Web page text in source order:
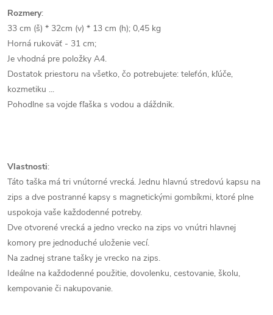
Rozmery:
33 cm (š) * 32cm (v) * 13 cm (h); 0,45 kg
Horná rukoväť - 31 cm;
Je vhodná pre položky A4.
Dostatok priestoru na všetko, čo potrebujete: telefón, kľúče,
kozmetiku ...
Pohodlne sa vojde fľaška s vodou a dáždnik.
Vlastnosti:
Táto taška má tri vnútorné vrecká. Jednu hlavnú stredovú kapsu na
zips a dve postranné kapsy s magnetickými gombíkmi, ktoré plne
uspokoja vaše každodenné potreby.
Dve otvorené vrecká a jedno vrecko na zips vo vnútri hlavnej
komory pre jednoduché uloženie vecí.
Na zadnej strane tašky je vrecko na zips.
Ideálne na každodenné použitie, dovolenku, cestovanie, školu,
kempovanie či nakupovanie.